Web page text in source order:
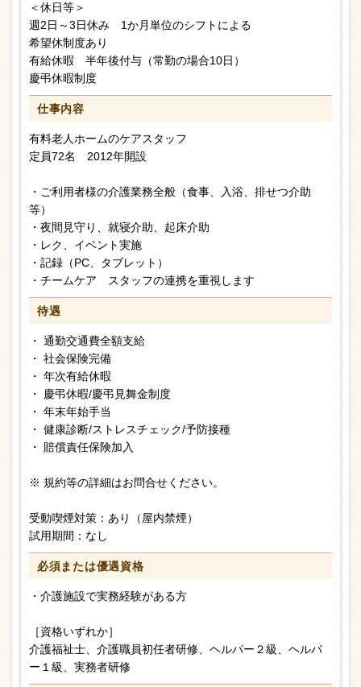
＜休日等＞
週2日～3日休み 1か月単位のシフトによる
希望休制度あり
有給休暇 半年後付与（常勤の場合10日）
慶弔休暇制度
仕事内容
有料老人ホームのケアスタッフ
定員72名 2012年開設
・ご利用者様の介護業務全般（食事、入浴、排せつ介助
等）
・夜間見守り、就寝介助、起床介助
・レク、イベント実施
・記録（PC、タブレット）
・チームケア スタッフの連携を重視します
待遇
・ 通勤交通費全額支給
・ 社会保険完備
・ 年次有給休暇
・ 慶弔休暇/慶弔見舞金制度
・ 年末年始手当
・ 健康診断/ストレスチェック/予防接種
・ 賠償責任保険加入
※ 規約等の詳細はお問合せください。
受動喫煙対策：あり（屋内禁煙）
試用期間：なし
必須または優遇資格
・介護施設で実務経験がある方
［資格いずれか］
介護福祉士、介護職員初任者研修、ヘルパー２級、ヘルパ
ー１級、実務者研修